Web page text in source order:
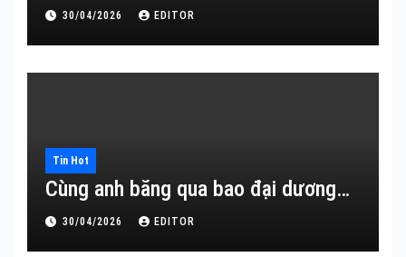
30/04/2026 EDITOR
Tin Hot
Cùng anh băng qua bao đại dương…
30/04/2026 EDITOR